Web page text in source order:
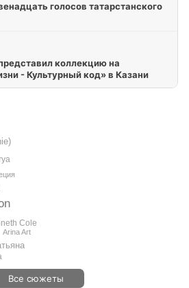
голосов татарстанского
коллекцию на
- Культурный код» в Казани
Cole
Arina Art
Все сюжеты